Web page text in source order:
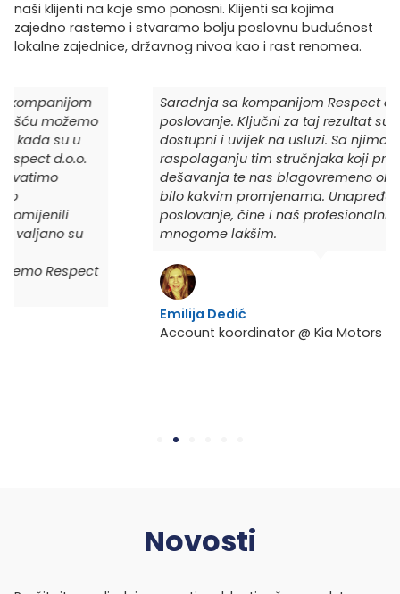
naši klijenti na koje smo ponosni. Klijenti sa kojima
zajedno rastemo i stvaramo bolju poslovnu budućnost
lokalne zajednice, državnog nivoa kao i rast renomea.
Saradnja sa kompanijom Respect olakšava naše
poslovanje. Ključni za taj rezultat su ljudi, uvijek
dostupni i uvijek na usluzi. Sa njima nam je na
raspolaganju tim stručnjaka koji prate propise i
dešavanja te nas blagovremeno obavještavaju o
bilo kakvim promjenama. Unapređujući svoje
poslovanje, čine i naš profesionalni rad u
mnogome lakšim.
Account koordinator @ Kia Motors Adria Group
Novosti